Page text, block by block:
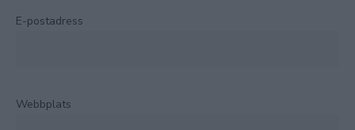
E-postadress
Webbplats